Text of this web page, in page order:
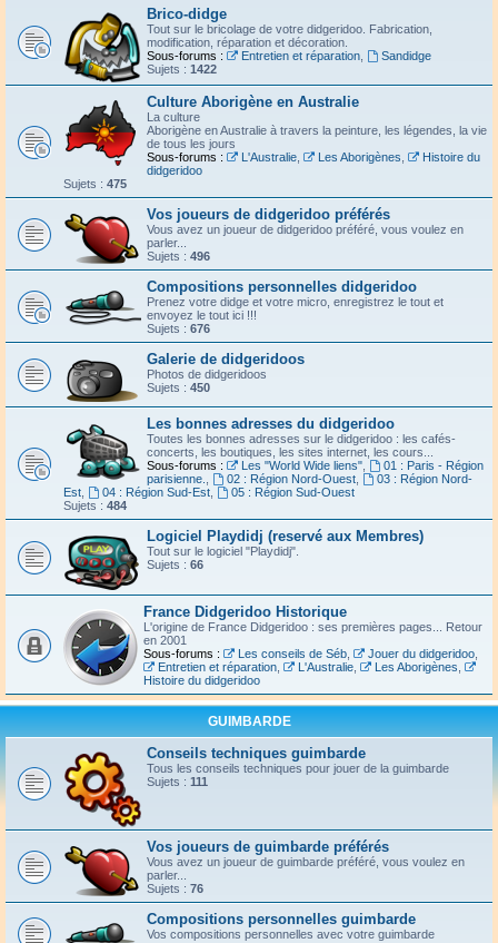
Brico-didge
Tout sur le bricolage de votre didgeridoo. Fabrication,
modification, réparation et décoration.
Sous-forums :
Entretien et réparation,
Sandidge
Sujets : 1422
Culture Aborigène en Australie
La culture
Aborigène en Australie à travers la peinture, les légendes, la vie
de tous les jours
Sous-forums :
L'Australie, Les Aborigènes
Histoire du
didgeridoo
Sujets : 475
Vos joueurs de didgeridoo préférés
Vous avez un joueur de didgeridoo préféré, vous voulez en
parler...
Sujets : 496
Compositions personnelles didgeridoo
Prenez votre didge et votre micro, enregistrez le tout et
envoyez le tout ici !!!
Sujets : 676
Galerie de didgeridoos
Photos de didgeridoos
Sujets : 450
Les bonnes adresses du didgeridoo
Toutes les bonnes adresses sur le didgeridoo : les cafés-
concerts, les boutiques, les sites internet, les cours...
Sous-forums :
Les "World Wide liens",
01 : Paris - Région
parisienne.
02 : Région Nord-Ouest,
03 : Région Nord-
Est
04 : Région Sud-Est,
05 : Région Sud-Ouest
Sujets : 484
Logiciel Playdidj (reservé aux Membres)
Tout sur le logiciel "Playdidj".
Sujets : 66
France Didgeridoo Historique
L'origine de France Didgeridoo : ses premières pages... Retour
en 2001
Sous-forums :
Les conseils de Séb, Jouer du didgeridoo,
Entretien et réparation, L'Australie, Les Aborigènes
Histoire du didgeridoo
GUIMBARDE
Conseils techniques guimbarde
Tous les conseils techniques pour jouer de la guimbarde
Sujets : 111
Vos joueurs de guimbarde préférés
Vous avez un joueur de guimbarde préféré, vous voulez en
parler...
Sujets : 76
Compositions personnelles guimbarde
Vos compositions personnelles avec votre guimbarde